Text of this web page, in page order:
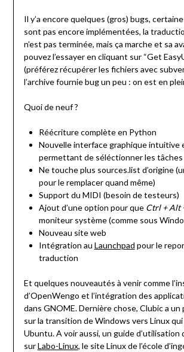
Il y’a encore quelques (gros) bugs,
sont pas encore implémentées, la
n’est pas terminée, mais ça marche et sa
pouvez l’essayer en cliquant sur “Get
(préférez récupérer les fichiers avec
l’archive fournie bug un peu : on est en
Quoi de neuf ?
Réécriture complète en Python
Nouvelle interface graphique intuitive
permettant de séléctionner les tâches
Ne touche plus sources.list d’origine
pour le remplacer quand même)
Support du MIDI (besoin de testeurs)
Ajout d’une option pour que Ctrl + Alt
moniteur système (comme sous
Nouveau site web
Intégration au Launchpad pour le
traduction
Et quelques nouveautés à venir comme
d’OpenWengo et l’intégration des
dans GNOME. Dernière chose, Clubic a un
sur la transition de Windows vers Linux qui
Ubuntu. A voir aussi, un guide d’utilisation
surLabo-Linux, le site Linux de l’école